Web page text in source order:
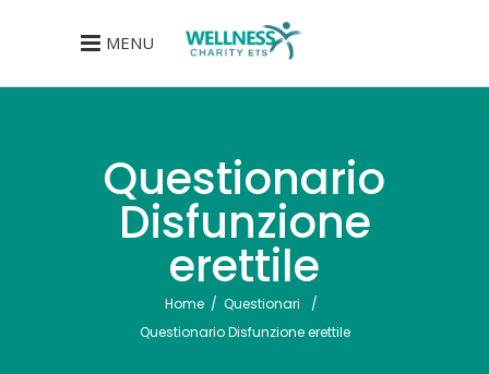
MENU
Questionario
Disfunzione
erettile
Home / Questionari
/
Questionario Disfunzione erettile